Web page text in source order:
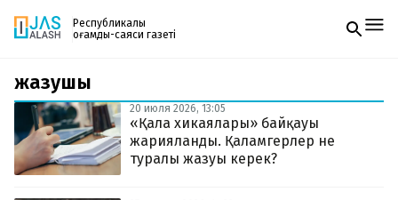
Республикалық
қоғамдық-саяси газеті
Жаңалықтар
Спорт
Live
Руханият
Аймақ
Архив
Газетке жазылу
PDF форматтағы газетті ай сайын электронды
поштаңызға алып отырыңыз. Жаңа нөмір
шыққан сәтте сізге бірден жіберіледі. Тек email
жазушы
20 июля 2026, 13:05
«Қала хикаялары» байқауы
жарияланды. Қаламгерлер не
туралы жазуы керек?